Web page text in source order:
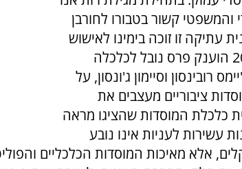
והמשפטי קשור בטבורו לחורבן
עתיקה זו זוכה בימינו לאישוש
מדעי יוצא דופן. בשנת 2024 הוענק פרס נובל לכלכלה
רובינסון וסיימון ג'ונסון, על
ציבוריים מעצבים את
כלכלת המוסדות שהציגו מראה
עשירות לעניות אינו נובע
אלא מאיכות המוסדות הכלכליים